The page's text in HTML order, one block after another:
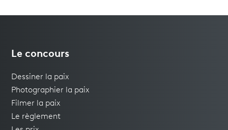
Le concours
Dessiner la paix
Photographier la paix
Filmer la paix
Le règlement